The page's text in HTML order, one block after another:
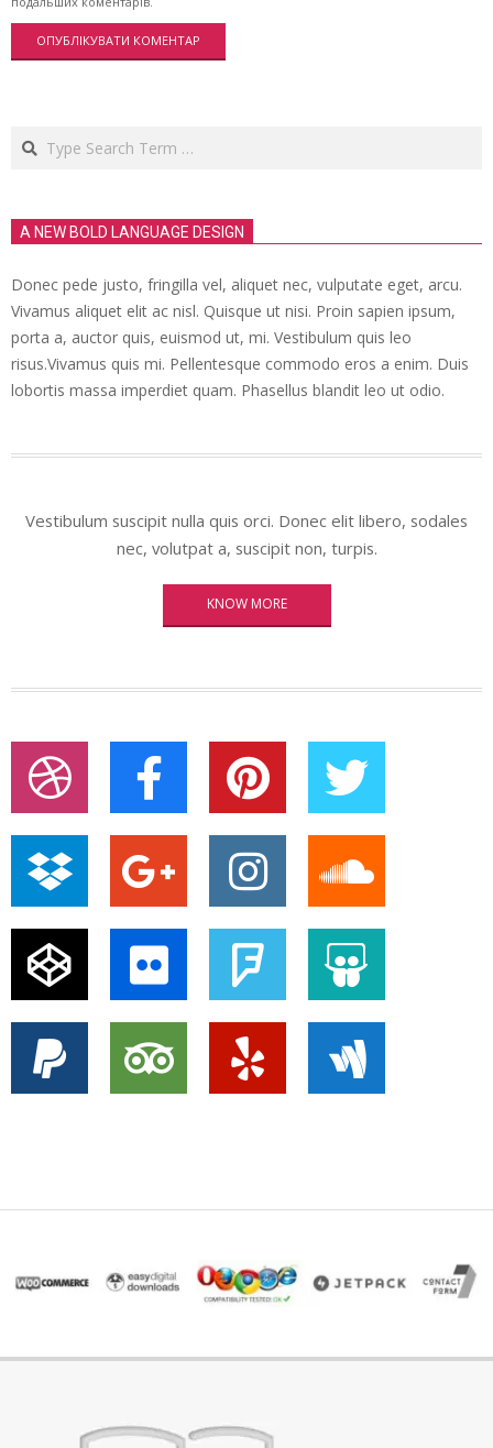
Search
A NEW BOLD LANGUAGE DESIGN
Donec pede justo, fringilla vel, aliquet nec, vulputate eget, arcu.
Vivamus aliquet elit ac nisl. Quisque ut nisi. Proin sapien ipsum,
porta a, auctor quis, euismod ut, mi. Vestibulum quis leo
risus.Vivamus quis mi. Pellentesque commodo eros a enim. Duis
lobortis massa imperdiet quam. Phasellus blandit leo ut odio.
Vestibulum suscipit nulla quis orci. Donec elit libero, sodales
nec, volutpat a, suscipit non, turpis.
KNOW MORE